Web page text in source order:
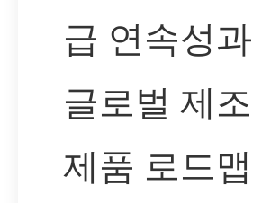
급 연속성
글로벌 제
제품 로드